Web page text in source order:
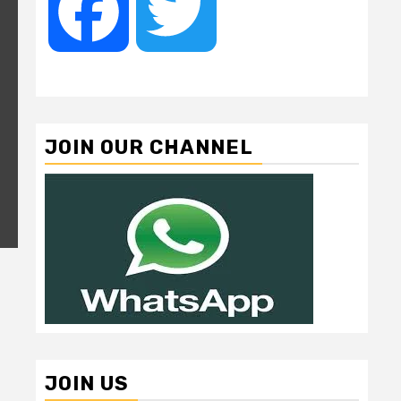
Facebook
JOIN OUR CHANNEL
JOIN US